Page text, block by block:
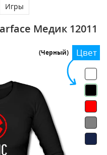
Игры
Медик 12011
Цвет
(Черный)